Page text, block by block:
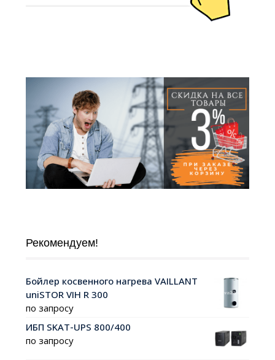
Рекомендуем!
Бойлер косвенного нагрева VAILLANT
uniSTOR VIH R 300
по запросу
ИБП SKAT-UPS 800/400
по запросу